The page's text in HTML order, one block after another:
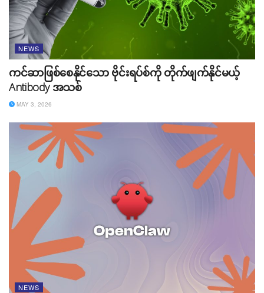
NEWS
ကင်ဆာဖြစ်စေနိုင်သော ဗိုင်းရပ်စ်ကို တိုက်ဖျက်နိုင်မယ့်
Antibody အသစ်
MAY 3, 2026
NEWS